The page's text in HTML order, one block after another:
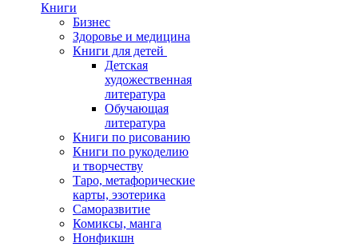
Книги
Бизнес
Здоровье и медицина
Книги для детей
Детская
художественная
литература
Обучающая
литература
Книги по рисованию
Книги по рукоделию
и творчеству
Таро, метафорические
карты, эзотерика
Саморазвитие
Комиксы, манга
Нонфикшн